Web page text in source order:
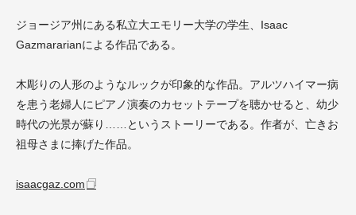
ジョージア州にある私立大エモリー大学の学生、Isaac
Gazmararianによる作品である。
木彫りの人形のようなルックが印象的な作品。アルツハイマー病
を患う老婦人にピアノ演奏のカセットテープを聴かせると、幼少
時代の光景が蘇り……というストーリーである。作者が、亡きお
祖母さまに捧げた作品。
isaacgaz.com